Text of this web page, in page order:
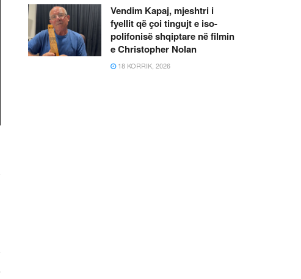
Vendim Kapaj, mjeshtri i
fyellit që çoi tingujt e iso-
polifonisë shqiptare në filmin
e Christopher Nolan
18 KORRIK, 2026